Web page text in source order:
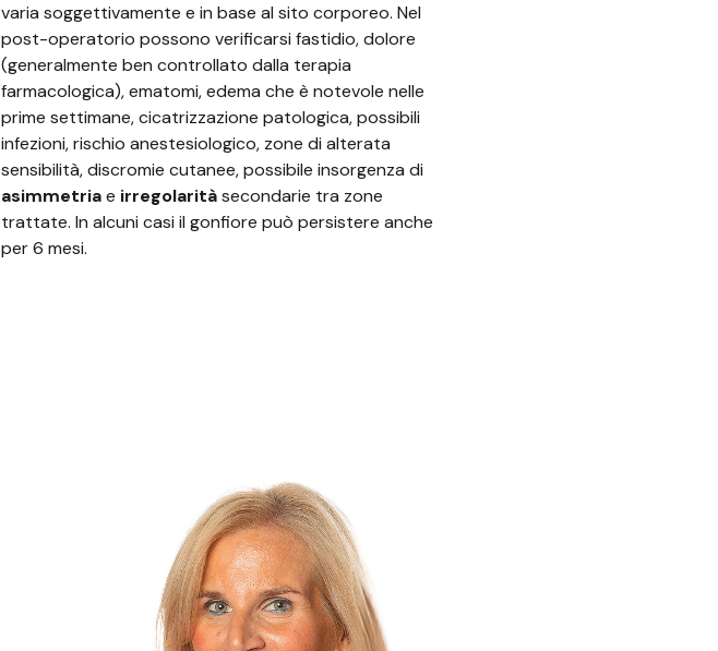
varia soggettivamente e in base al sito corporeo. Nel
post-operatorio possono verificarsi fastidio, dolore
(generalmente ben controllato dalla terapia
farmacologica), ematomi, edema che è notevole nelle
prime settimane, cicatrizzazione patologica, possibili
infezioni, rischio anestesiologico, zone di alterata
sensibilità, discromie cutanee, possibile insorgenza di
asimmetriae irregolaritàsecondarie tra zone
trattate. In alcuni casi il gonfiore può persistere anche
per 6 mesi.